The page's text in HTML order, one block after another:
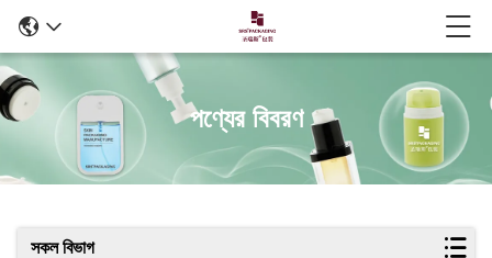
পণ্যের বিবরণ
সকল বিভাগ